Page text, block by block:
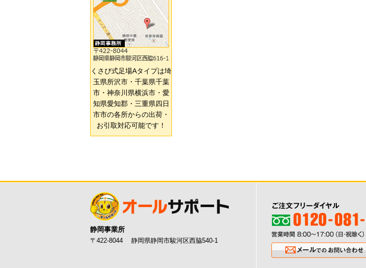
くさび式足場Aタイプは埼
玉県所沢市・千葉県千葉
市・神奈川県横浜市・愛
知県愛知郡・三重県四日
市市の各所からの出荷・
お引取対応可能です！
静岡事業所
〒422-8044 静岡県静岡市駿河区西脇540-1
ご注文フリーダイヤル0120-
営業時間8:00〜17:00（日・祝